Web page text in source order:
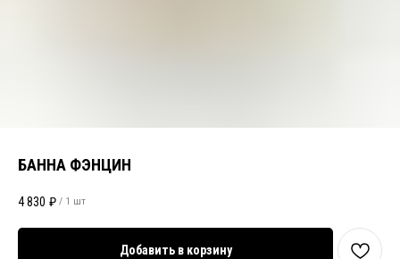
БАННА ФЭНЦИН
4 830 ₽ / 1 шт
Добавить в корзину